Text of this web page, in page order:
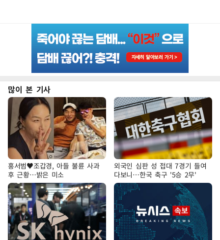
많이 본 기사
홍서범♥조갑경, 아들 불륜 사과
후 근황…밝은 미소
외국인 심판 성 접대 7경기 들여
다보니…한국 축구 '5승 2무'